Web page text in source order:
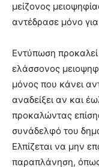
μείζονος
αντέδρασε μόνο
Εντύπωση προκαλεί
ελάσσονος
μόνος που κάνει
αναδείξει αν και
προκαλώντας
συνάδελφό του
Ελπίζεται να μην
παραπλάνηση,